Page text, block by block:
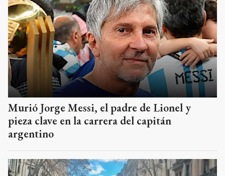
Murió Jorge Messi, el padre de Lionel y
pieza clave en la carrera del capitán
argentino